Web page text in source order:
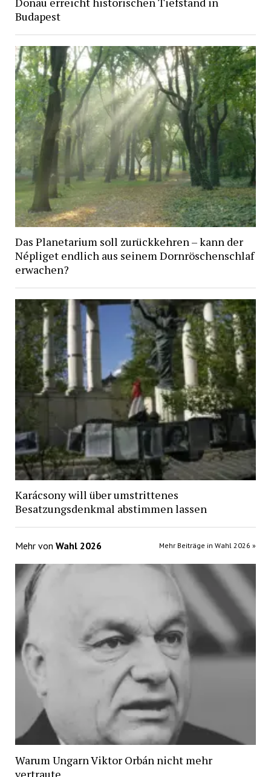
Budapest
Das Planetarium soll zurückkehren – kann der
Népliget endlich aus seinem Dornröschenschlaf
erwachen?
Karácsony will über umstrittenes
Besatzungsdenkmal abstimmen lassen
Mehr von Wahl 2026 Mehr Beiträge in Wahl 2026 »
Warum Ungarn Viktor Orbán nicht mehr
vertraute